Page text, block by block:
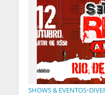
SHOWS & EVENTOS•